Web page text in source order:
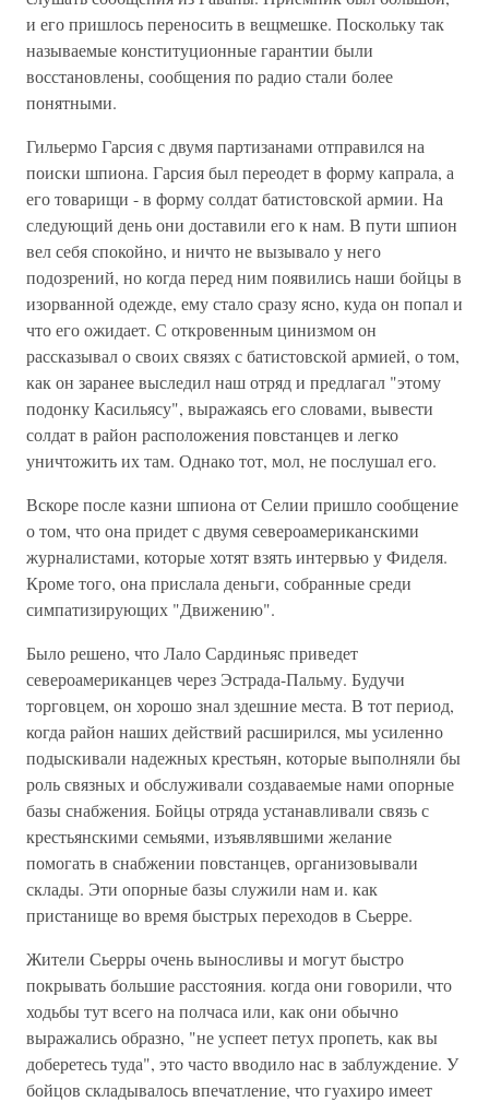
и его пришлось переносить в вещмешке. Поскольку так
называемые конституционные гарантии были
восстановлены, сообщения по радио стали более
понятными.
Гильермо Гарсия с двумя партизанами отправился на
поиски шпиона. Гарсия был переодет в форму капрала, а
его товарищи - в форму солдат батистовской армии. На
следующий день они доставили его к нам. В пути шпион
вел себя спокойно, и ничто не вызывало у него
подозрений, но когда перед ним появились наши бойцы в
изорванной одежде, ему стало сразу ясно, куда он попал и
что его ожидает. С откровенным цинизмом он
рассказывал о своих связях с батистовской армией, о том,
как он заранее выследил наш отряд и предлагал "этому
подонку Касильясу", выражаясь его словами, вывести
солдат в район расположения повстанцев и легко
уничтожить их там. Однако тот, мол, не послушал его.
Вскоре после казни шпиона от Селии пришло сообщение
о том, что она придет с двумя североамериканскими
журналистами, которые хотят взять интервью у Фиделя.
Кроме того, она прислала деньги, собранные среди
симпатизирующих "Движению".
Было решено, что Лало Сардиньяс приведет
североамериканцев через Эстрада-Пальму. Будучи
торговцем, он хорошо знал здешние места. В тот период,
когда район наших действий расширился, мы усиленно
подыскивали надежных крестьян, которые выполняли бы
роль связных и обслуживали создаваемые нами опорные
базы снабжения. Бойцы отряда устанавливали связь с
крестьянскими семьями, изъявлявшими желание
помогать в снабжении повстанцев, организовывали
склады. Эти опорные базы служили нам и. как
пристанище во время быстрых переходов в Сьерре.
Жители Сьерры очень выносливы и могут быстро
покрывать большие расстояния. когда они говорили, что
ходьбы тут всего на полчаса или, как они обычно
выражались образно, "не успеет петух пропеть, как вы
доберетесь туда", это часто вводило нас в заблуждение. У
бойцов складывалось впечатление, что гуахиро имеет